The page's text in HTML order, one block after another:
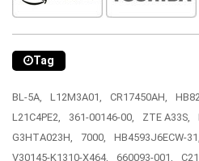
Tag
BL-5A, L12M3A01, CR17450AH,
L21C4PE2,
361-00146-00, ZTE A33S,
G3HTA023H,
7000, HB4593J6ECW-31,
V30145-K1310-X464,
660093-001,